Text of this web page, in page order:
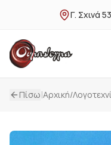
Γ. Σχινά
Πίσω|Αρχική/